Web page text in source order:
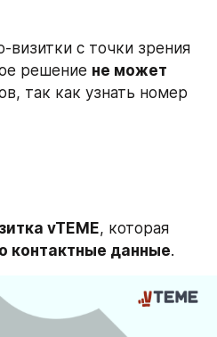
визитки с точки зрения
решение не может
так как узнать номер
vTEME, которая
контактные данные.